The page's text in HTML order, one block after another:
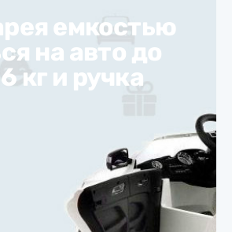
емкостью
на авто до
кг и ручка